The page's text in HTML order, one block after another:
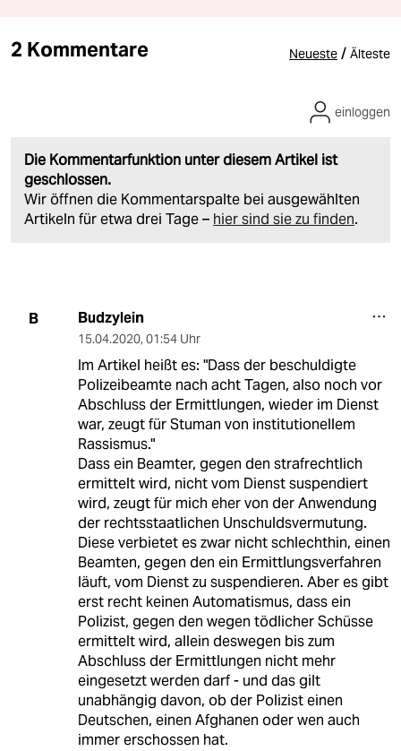
2 Kommentare Neueste / Älteste
Die Kommentarfunktion unter diesem Artikel ist
geschlossen.
Wir öffnen die Kommentarspalte bei ausgewählten
Artikeln für etwa drei Tage – hier sind sie zu finden.
einloggen
B Budzylein
15.04.2020, 01:54 Uhr
Im Artikel heißt es: "Dass der beschuldigte
Polizeibeamte nach acht Tagen, also noch vor
Abschluss der Ermittlungen, wieder im Dienst
war, zeugt für Stuman von institutionellem
Rassismus."
Dass ein Beamter, gegen den strafrechtlich
ermittelt wird, nicht vom Dienst suspendiert
wird, zeugt für mich eher von der Anwendung
der rechtsstaatlichen Unschuldsvermutung.
Diese verbietet es zwar nicht schlechthin, einen
Beamten, gegen den ein Ermittlungsverfahren
läuft, vom Dienst zu suspendieren. Aber es gibt
erst recht keinen Automatismus, dass ein
Polizist, gegen den wegen tödlicher Schüsse
ermittelt wird, allein deswegen bis zum
Abschluss der Ermittlungen nicht mehr
eingesetzt werden darf - und das gilt
unabhängig davon, ob der Polizist einen
Deutschen, einen Afghanen oder wen auch
immer erschossen hat.